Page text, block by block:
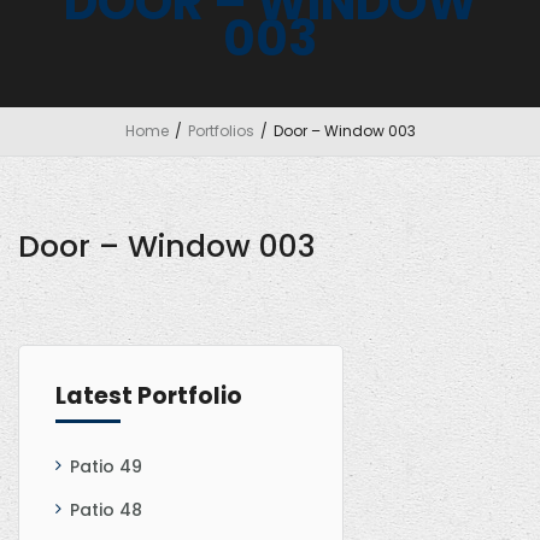
003
Home / Portfolios / Door – Window 003
Door – Window 003
Latest Portfolio
Patio 49
Patio 48